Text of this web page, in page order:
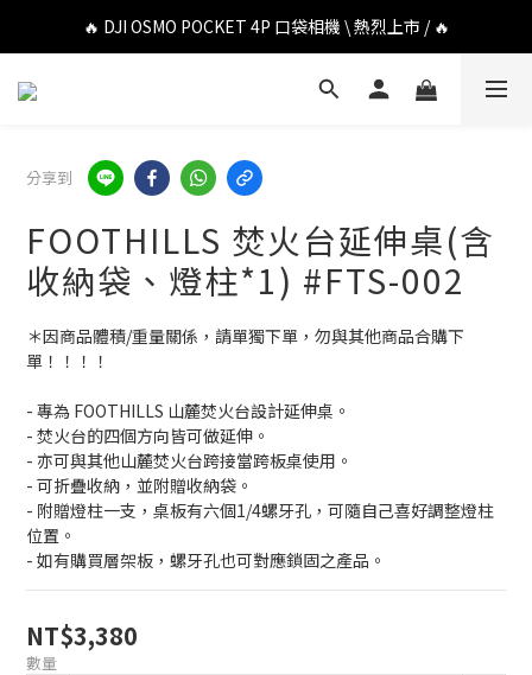
🔥 DJI OSMO POCKET 4P 口袋相機 \ 熱烈上市 / 🔥
🔥 DJI OSMO POCKET 4P 口袋相機 \ 熱烈上市 / 🔥
🔥 Insta360 Luna Ultra 雲台相機 \ 熱烈上市 / 🔥
🔥 DJI OSMO POCKET 4P 口袋相機 \ 熱烈上市 / 🔥
分享到
FOOTHILLS 焚火台延伸桌(含
收納袋、燈柱*1) #FTS-002
＊因商品體積/重量關係，請單獨下單，勿與其他商品合購下
單！！！！
- 專為 FOOTHILLS 山麓焚火台設計延伸桌。
- 焚火台的四個方向皆可做延伸。
- 亦可與其他山麓焚火台跨接當跨板桌使用。
- 可折疊收納，並附贈收納袋。
- 附贈燈柱一支，桌板有六個1/4螺牙孔，可隨自己喜好調整燈柱
位置。
- 如有購買層架板，螺牙孔也可對應鎖固之產品。
NT$3,380
數量